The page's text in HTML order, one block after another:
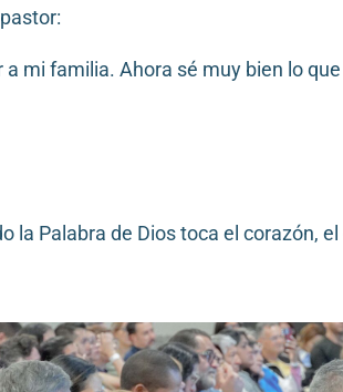
mi familia. Ahora sé muy bien lo que
la Palabra de Dios toca el corazón,